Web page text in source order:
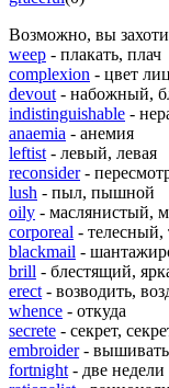
Возможно, вы
weep - плакать, плач
complexion - цвет
devout - набожный,
indistinguishable -
anaemia - анемия
leftist - левый, левая
reconsider-
lush - пыл, пышной
oily - маслянистый,
corporeal - телесный,
blackmail -
brill - блестящий,
erect - возводить,
whence - откуда
secrete - секрет,
embroider-
fortnight - две недели